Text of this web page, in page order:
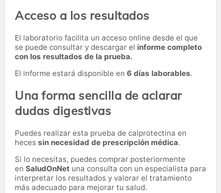
Acceso a los resultados
El laboratorio facilita un acceso online desde el que
se puede consultar y descargar el informe completo
con los resultados de la prueba.
El informe estará disponible en 6 días laborables.
Una forma sencilla de aclarar
dudas digestivas
Puedes realizar esta prueba de calprotectina en
heces sin necesidad de prescripción médica.
Si lo necesitas, puedes comprar posteriormente
en SaludOnNet una consulta con un especialista para
interpretar los resultados y valorar el tratamiento
más adecuado para mejorar tu salud.